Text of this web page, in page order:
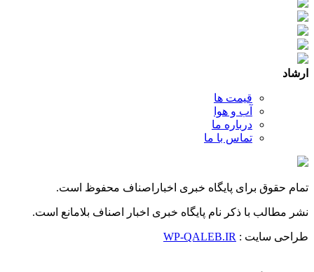
ارشاد
قیمت ها
آب و هوا
درباره ما
تماس با ما
تمام حقوق برای پایگاه خبری اخباراصناف محفوظ است.
نشر مطالب با ذکر نام پایگاه خبری اخبار اصناف بلامانع است.
طراحی سایت : WP-QALEB.IR